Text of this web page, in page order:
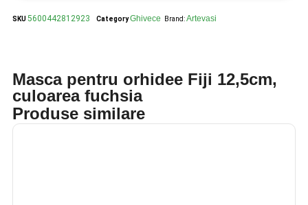
SKU5600442812923 CategoryGhivece Brand:Artevasi
Masca pentru orhidee Fiji 12,5cm,
culoarea fuchsia
Produse similare